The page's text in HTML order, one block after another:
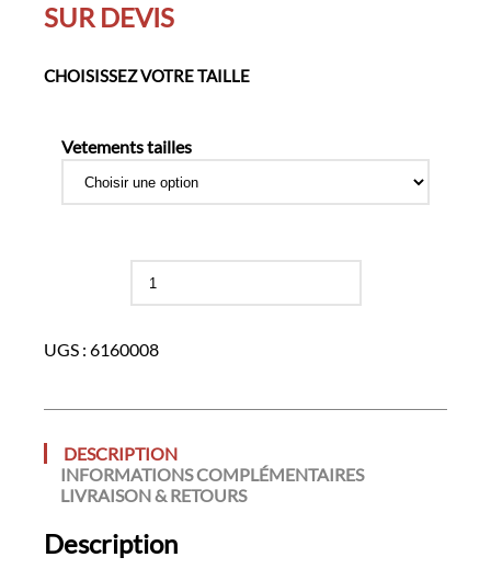
SUR DEVIS
CHOISISSEZ VOTRE TAILLE
Vetements tailles
Tee-
thermique
UGS : 6160008
DESCRIPTION
INFORMATIONS COMPLÉMENTAIRES
LIVRAISON & RETOURS
Description